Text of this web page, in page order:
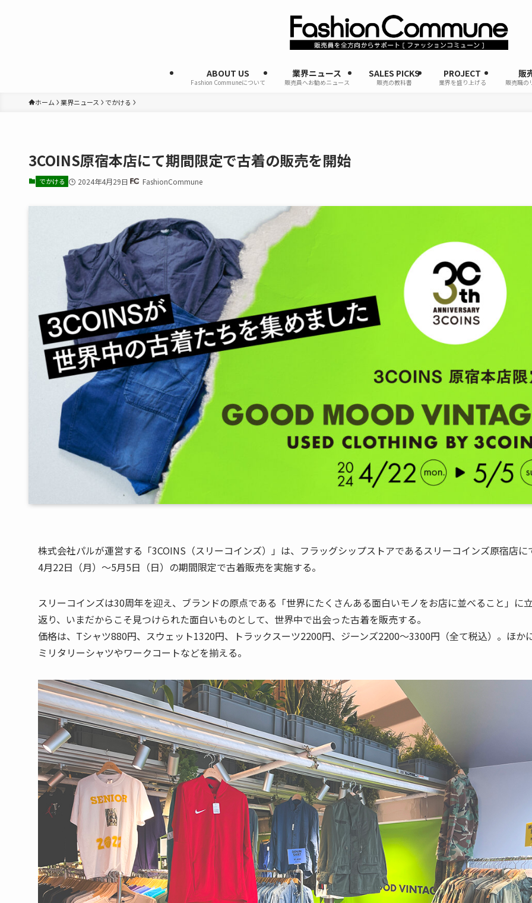
ABOUT US
Fashion Communeについて
業界ニュース
販売員へお勧めニュース
SALES PICKS
販売の教科書
PROJECT
業界を盛り上げる
販
販売職の
ホーム 業界ニュース でかける
3COINS原宿本店にて期間限定で古着の販売を開始
でかける 2024年4月29日 FashionCommune
株式会社パルが運営する「3COINS（スリーコインズ）」は、フラッグシップストアであるスリーコインズ原宿店に
4月22日（月）～5月5日（日）の期間限定で古着販売を実施する。
スリーコインズは30周年を迎え、ブランドの原点である「世界にたくさんある面白いモノをお店に並べること」に
返り、いまだからこそ見つけられた面白いものとして、世界中で出会った古着を販売する。
価格は、Tシャツ880円、スウェット1320円、トラックスーツ2200円、ジーンズ2200～3300円（全て税込）。ほか
ミリタリーシャツやワークコートなどを揃える。